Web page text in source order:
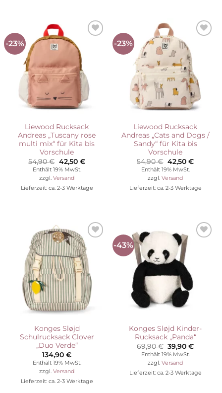
-23%
Auf die
Wunschliste
Liewood Rucksack
Andreas „Tuscany rose
multi mix“ für Kita bis
Vorschule
54,90€ Ursprünglicher
Preis
war:
54,90 €
42,50 €Aktueller
Enthält 19% MwSt.
zzgl. Versand
Lieferzeit: ca. 2-3 Werktage
-23%
Auf die
Wunschliste
Liewood Rucksack
Andreas „Cats and Dogs /
Sandy“ für Kita bis
Vorschule
54,90€ Ursprünglicher
Preis
war:
54,90 €
42,50 €
Enthält 19% MwSt.
zzgl. Versand
Lieferzeit: ca. 2-3 Werktage
Auf die
Wunschliste
Konges Sløjd
Schulrucksack Clover
„Duo Verde“
134,90 €
Enthält 19% MwSt.
zzgl. Versand
Lieferzeit: ca. 2-3 Werktage
-43%
Auf die
Wunschliste
Konges Sløjd Kinder-
Rucksack „Panda“
69,90€ Ursprünglicher
Preis
war:
69,90 €
39,90€
Enthält 19% MwSt.
zzgl. Versand
Lieferzeit: ca. 2-3 Werktage